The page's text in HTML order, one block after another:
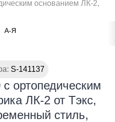
основанием ЛК-2,
А-Я
S-141137
ортопедическим
ЛК-2 от Тэкс,
стиль,